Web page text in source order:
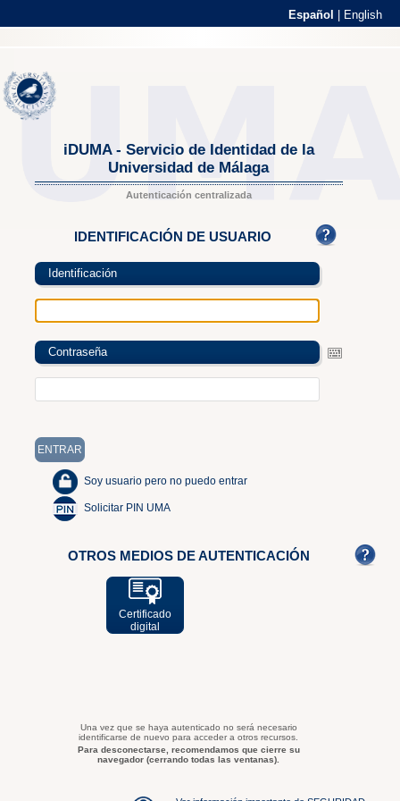
Español English
iDUMA - Servicio de Identidad de la
Universidad de Málaga
Autenticación centralizada
IDENTIFICACIÓN DE USUARIO
Identificación
Contraseña
Soy usuario pero no puedo entrar
Solicitar PIN UMA
OTROS MEDIOS DE AUTENTICACIÓN
Certificado
digital
Una vez que se haya autenticado no será necesario
identificarse de nuevo para acceder a otros recursos.
Para desconectarse, recomendamos que cierre su
navegador (cerrando todas las ventanas).